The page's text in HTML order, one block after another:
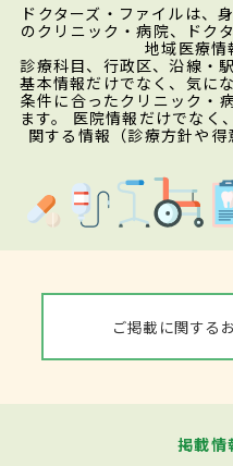
ドクターズ・ファイルは、
のクリニック・病院、ドク
地域医療情
診療科目、行政区、沿線・
基本情報だけでなく、気に
条件に合ったクリニック・
ます。 医院情報だけでなく
関する情報（診療方針や得
ご掲載に関する
掲載情